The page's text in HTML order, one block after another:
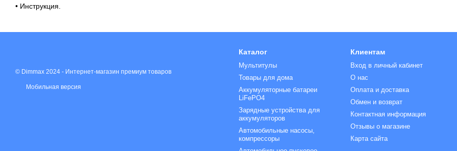
• Инструкция.
© Dimmax 2024 - Интернет-магазин премиум товаров
Мобильная версия
Каталог
Мультитулы
Товары для дома
Аккумуляторные батареи
LiFePO4
Зарядные устройства для
аккумуляторов
Автомобильные насосы,
компрессоры
Клиентам
Вход в личный кабинет
О нас
Оплата и доставка
Обмен и возврат
Контактная информация
Отзывы о магазине
Карта сайта